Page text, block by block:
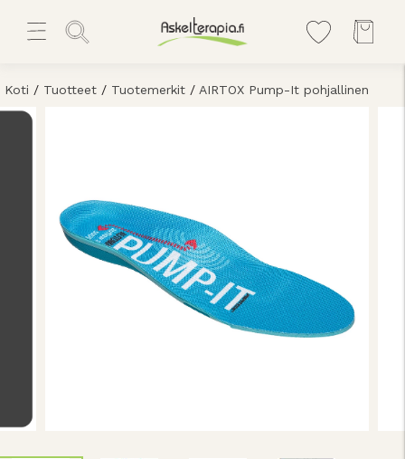
Koti / Tuotteet / Tuotemerkit / AIRTOX Pump-It pohjallinen